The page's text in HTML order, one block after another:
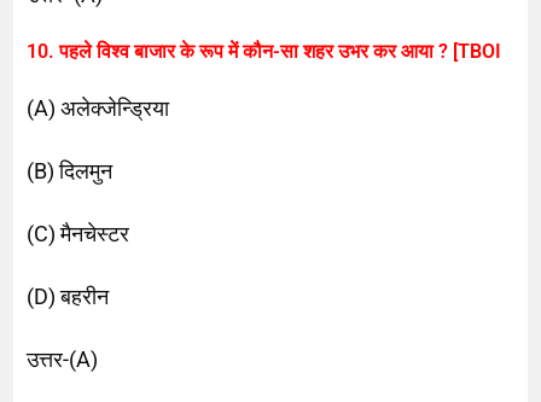
10. पहले विश्व बाजार के रूप में कौन-सा शहर उभर कर आया ? [TBOI
(A) अलेक्जेन्ड्रिया
(B) दिलमुन
(C) मैनचेस्टर
(D) बहरीन
उत्तर-(A)